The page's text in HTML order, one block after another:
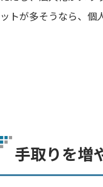
ットが多そうなら、個
手取りを増